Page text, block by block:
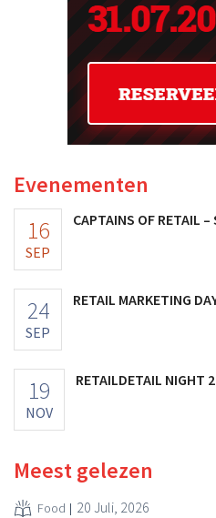
Evenementen
16
SEP
CAPTAINS OF RETAIL –
24
SEP
RETAIL MARKETING
19
NOV
RETAILDETAIL NIGHT
Meest gelezen
Food 20 Juli, 2026